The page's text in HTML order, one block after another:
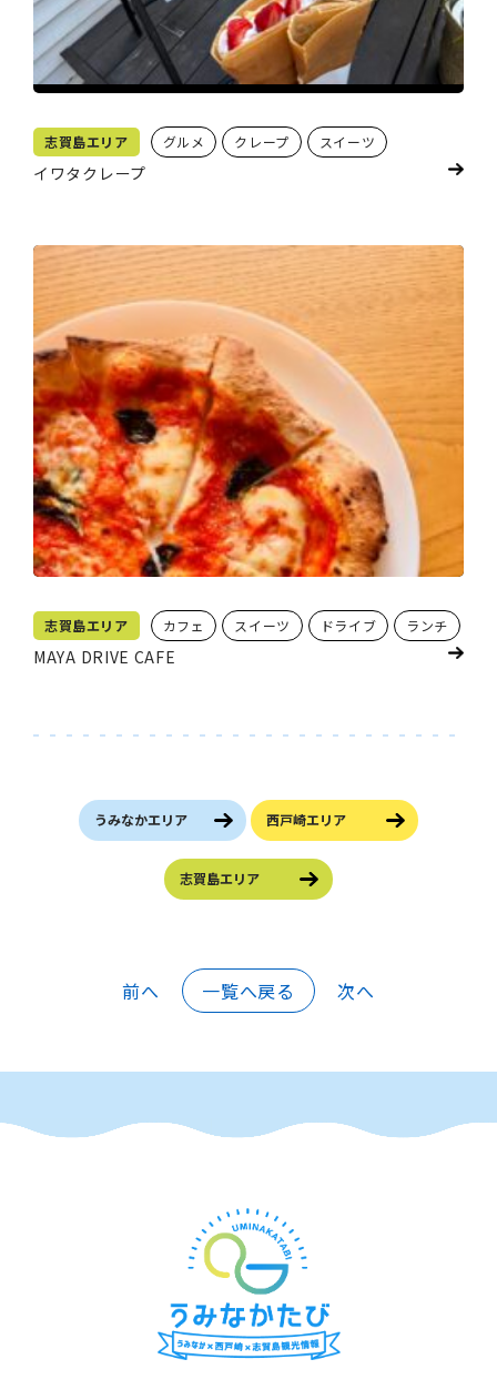
志賀島エリア グルメ クレープ スイーツ
イワタクレープ
志賀島エリア カフェ スイーツ ドライブ ランチ
MAYA DRIVE CAFE
うみなかエリア 西戸崎エリア
志賀島エリア
前へ 一覧へ戻る 次へ